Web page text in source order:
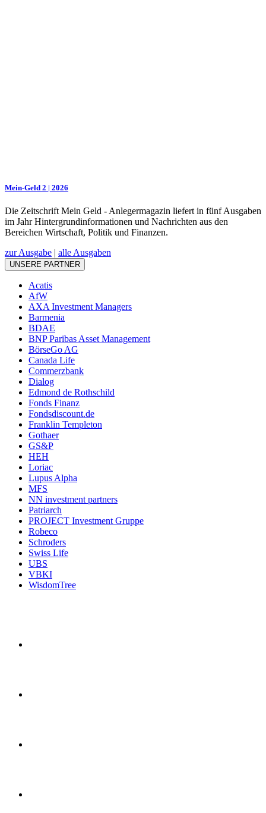
Mein-Geld 2 | 2026
Die Zeitschrift Mein Geld - Anlegermagazin liefert in fünf Ausgaben
im Jahr Hintergrundinformationen und Nachrichten aus den
Bereichen Wirtschaft, Politik und Finanzen.
zur Ausgabe | alle Ausgaben
UNSERE PARTNER
Acatis
AfW
AXA Investment Managers
Barmenia
BDAE
BNP Paribas Asset Management
BörseGo AG
Canada Life
Commerzbank
Dialog
Edmond de Rothschild
Fonds Finanz
Fondsdiscount.de
Franklin Templeton
Gothaer
GS&P
HEH
Loriac
Lupus Alpha
MFS
NN investment partners
Patriarch
PROJECT Investment Gruppe
Robeco
Schroders
Swiss Life
UBS
VBKI
WisdomTree